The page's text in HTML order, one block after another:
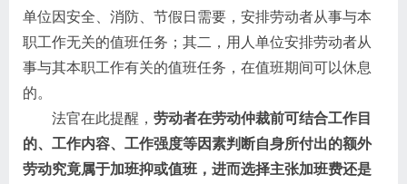
单位因安全、消防、节假日需要，安排劳动者从事与本
职工作无关的值班任务；其二，用人单位安排劳动者从
事与其本职工作有关的值班任务，在值班期间可以休息
的。
法官在此提醒， 劳动者在劳动仲裁前可结合工作目
的、工作内容、工作强度等因素判断自身所付出的额外
劳动究竟属于加班抑或值班，进而选择主张加班费还是